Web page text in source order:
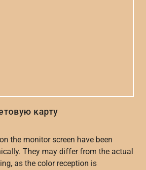
карту
the monitor screen have been
They may differ from the actual
as the color reception is